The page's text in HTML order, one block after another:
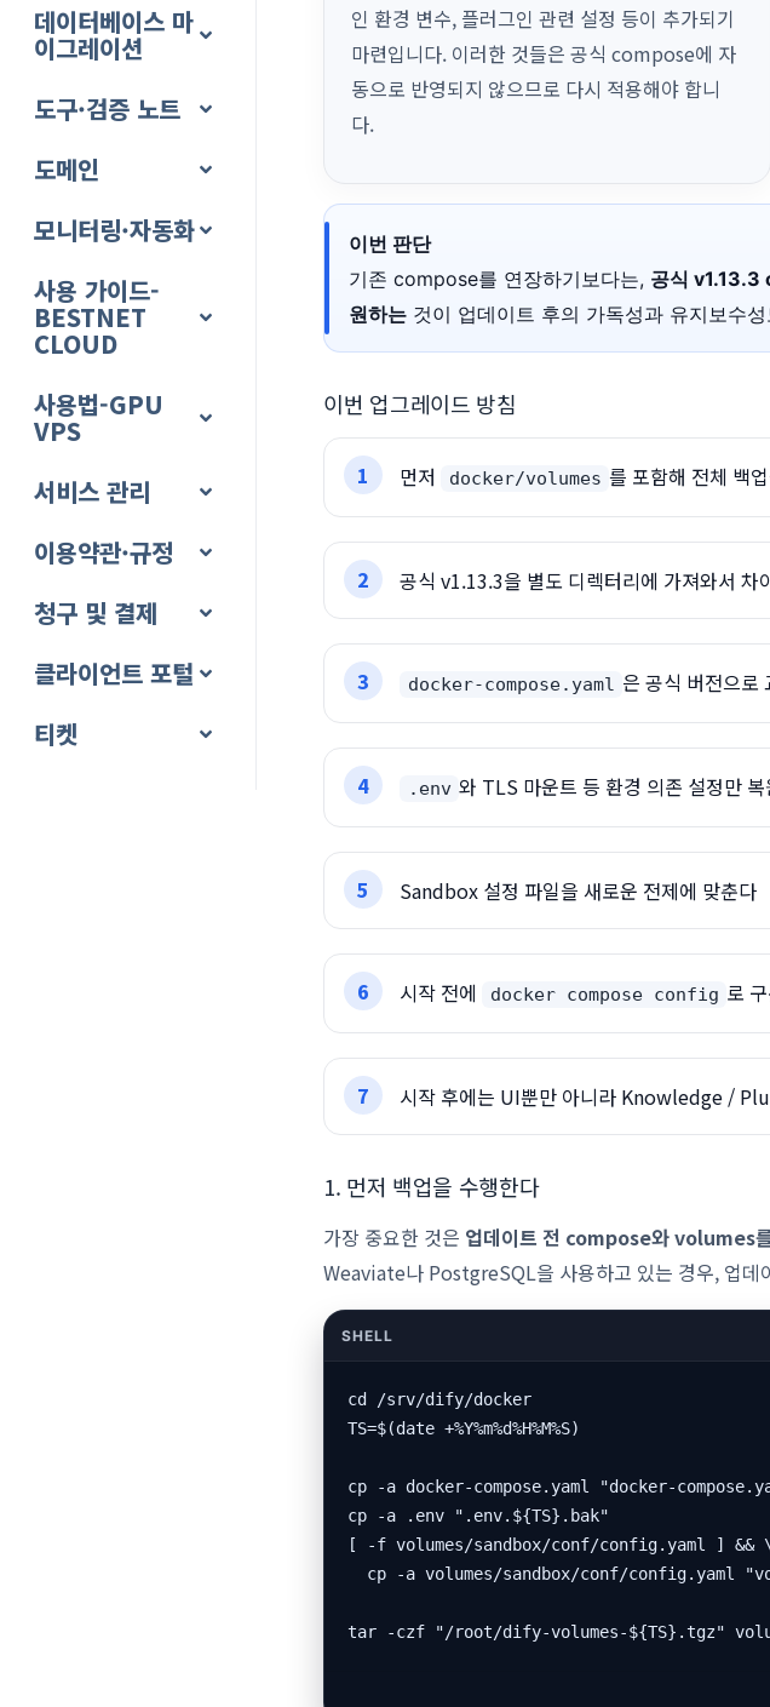
데이터베이스 마
이그레이션
도구·검증 노트
도메인
모니터링·자동화
사용 가이드-
BESTNET
CLOUD
사용법-GPU
VPS
서비스 관리
이용약관·규정
청구 및 결제
클라이언트 포털
티켓
인 환경 변수, 플러그인 관련 설정 등이 추가되기
마련입니다. 이러한 것들은 공식 compose에 자
동으로 반영되지 않으므로 다시 적용해야 합니
다.
이번 판단
기존 compose를 연장하기보다는, 공식 v1.13.3
원하는 것이 업데이트 후의 가독성과 유지보수
이번 업그레이드 방침
먼저 docker/volumes 를 포함해 전체 백
공식 v1.13.3을 별도 디렉터리에 가져와서 차
docker-compose.yaml 은 공식 버전으로
.env 와 TLS 마운트 등 환경 의존 설정만
Sandbox 설정 파일을 새로운 전제에 맞춘다
시작 전에 docker compose config 로
시작 후에는 UI뿐만 아니라 Knowledge /
1. 먼저 백업을 수행한다
가장 중요한 것은 업데이트 전 compose와 volumes
Weaviate나 PostgreSQL을 사용하고 있는 경우, 업데
cd /srv/dify/docker
TS=$(date +%Y%m%d%H%M%S)
cp -a docker-compose.yaml "docker-
cp -a .env ".env.${TS}.bak"
[ -f volumes/sandbox/conf/config.yaml ] && \
cp -a volumes/sandbox/conf/config.yaml
tar -czf "/root/dify-volumes-${TS}.tgz"